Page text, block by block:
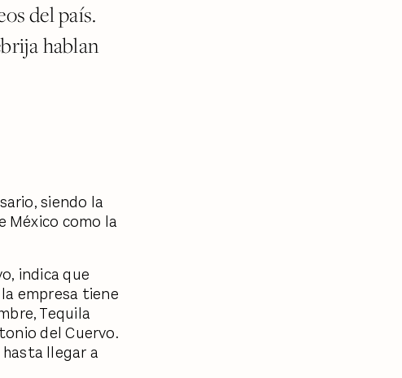
del país.
hablan
siendo la
México como la
indica que
empresa tiene
Tequila
del Cuervo.
hasta llegar a